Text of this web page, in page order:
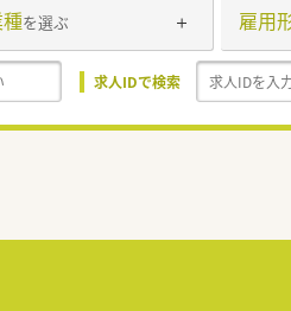
を選ぶ 雇用
求人IDで検索